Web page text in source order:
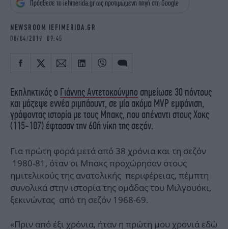
iBOOKS
ΖΩΔΙΑ
MEDIA
NEWSLETTER
Πρόσθεσε το iefimerida.gr ως προτιμώμενη πηγή στη Google
NEWSROOM IEFIMERIDA.GR
08/04/2019 09:45
Εκπληκτικός ο Γιάννης Αντετοκούνμπο σημείωσε 30 πόντους
και μάζεψε εννέα ριμπάουντ, σε μία ακόμα MVP εμφάνιση,
γράφοντας ιστορία με τους Μπακς, που απέναντι στους Χοκς
(115-107) έφτασαν την 60ή νίκη της σεζόν.
Για πρώτη φορά μετά από 38 χρόνια και τη σεζόν
1980-81, όταν οι Μπακς προχώρησαν στους
ημιτελικούς της ανατολικής περιφέρειας, πέμπτη
συνολικά στην ιστορία της ομάδας του Μιλγουόκι,
ξεκινώντας από τη σεζόν 1968-69.
«Πριν από έξι χρόνια, ήταν η πρώτη μου χρονιά εδώ